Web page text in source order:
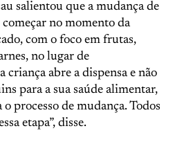
salientou que a mudança de
no momento da
com o foco em frutas,
no lugar de
criança abre a dispensa e não
para a sua saúde alimentar,
processo de mudança. Todos
etapa”, disse.